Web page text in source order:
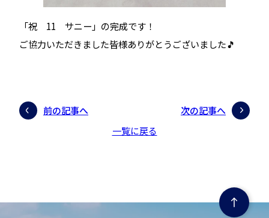
「祝 11 サニー」の完成です！
ご協力いただきました皆様ありがとうございました🎵
前の記事へ
一覧に戻る
次の記事へ
ページの先頭にもどる